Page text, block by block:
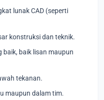
lunak CAD (seperti
konstruksi dan teknik.
baik, baik lisan maupun
tekanan.
maupun dalam tim.